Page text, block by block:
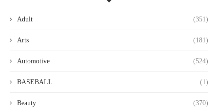
Adult (351)
Arts (181)
Automotive (524)
BASEBALL (1)
Beauty (370)